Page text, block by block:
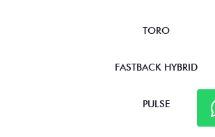
TORO
FASTBACK HYBRID
PULSE